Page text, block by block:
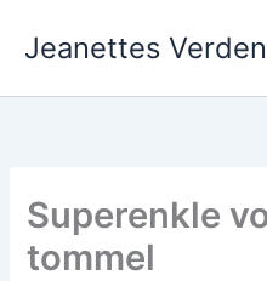
innholdet
Jeanettes Verden
Superenkle
tommel